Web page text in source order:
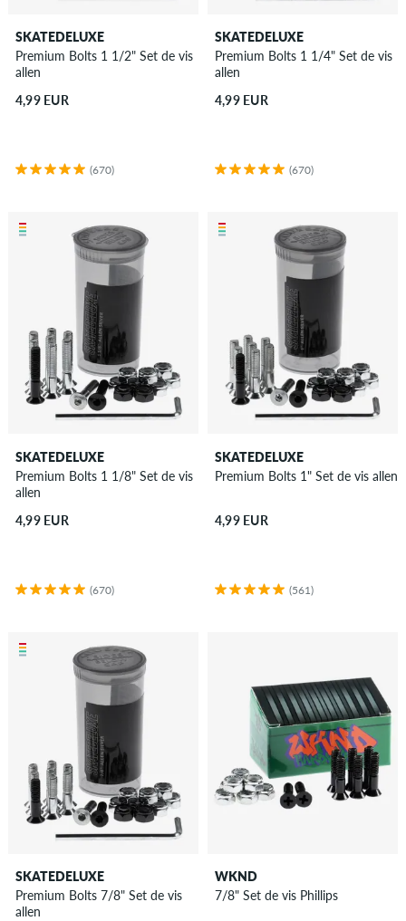
SKATEDELUXE
Premium Bolts 1 1/2" Set de vis
allen
4,99 EUR
(670)
SKATEDELUXE
Premium Bolts 1 1/4" Set de vis
allen
4,99 EUR
(670)
SKATEDELUXE
Premium Bolts 1 1/8" Set de vis
allen
4,99 EUR
(670)
SKATEDELUXE
Premium Bolts 1" Set de vis allen
4,99 EUR
(561)
SKATEDELUXE
Premium Bolts 7/8" Set de vis
allen
WKND
7/8" Set de vis Phillips